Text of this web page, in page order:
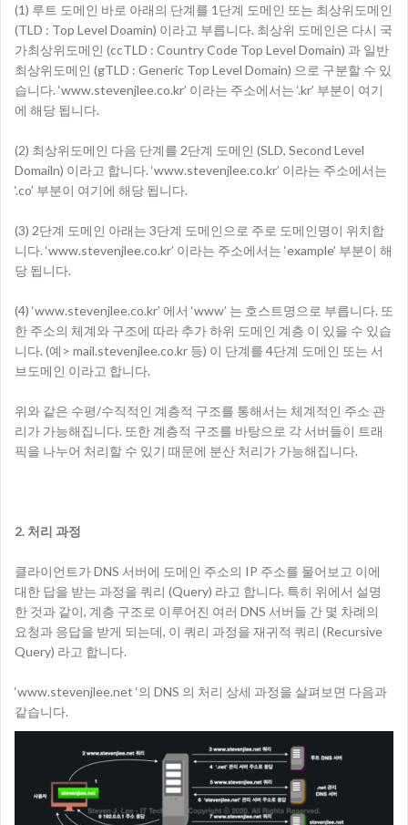
(1) 루트 도메인 바로 아래의 단계를 1단계 도메인 또는 최상위도메인
(TLD : Top Level Doamin) 이라고 부릅니다. 최상위 도메인은 다시 국
가최상위도메인 (ccTLD : Country Code Top Level Domain) 과 일반
최상위도메인 (gTLD : Generic Top Level Domain) 으로 구분할 수 있
습니다. ‘www.stevenjlee.co.kr’ 이라는 주소에서는 ‘.kr’ 부분이 여기
에 해당 됩니다.
(2) 최상위도메인 다음 단계를 2단계 도메인 (SLD, Second Level
Domailn) 이라고 합니다. ‘www.stevenjlee.co.kr’ 이라는 주소에서는
‘.co’ 부분이 여기에 해당 됩니다.
(3) 2단계 도메인 아래는 3단계 도메인으로 주로 도메인명이 위치합
니다. ‘www.stevenjlee.co.kr’ 이라는 주소에서는 ‘example’ 부분이 해
당 됩니다.
(4) ‘www.stevenjlee.co.kr’ 에서 ‘www’ 는 호스트명으로 부릅니다. 또
한 주소의 체계와 구조에 따라 추가 하위 도메인 계층 이 있을 수 있습
니다. (예> mail.stevenjlee.co.kr 등) 이 단계를 4단계 도메인 또는 서
브도메인 이라고 합니다.
위와 같은 수평/수직적인 계층적 구조를 통해서는 체계적인 주소 관
리가 가능해집니다. 또한 계층적 구조를 바탕으로 각 서버들이 트래
픽을 나누어 처리할 수 있기 때문에 분산 처리가 가능해집니다.
2. 처리 과정
클라이언트가 DNS 서버에 도메인 주소의 IP 주소를 물어보고 이에
대한 답을 받는 과정을 쿼리 (Query) 라고 합니다. 특히 위에서 설명
한 것과 같이, 계층 구조로 이루어진 여러 DNS 서버들 간 몇 차례의
요청과 응답을 받게 되는데, 이 쿼리 과정을 재귀적 쿼리 (Recursive
Query) 라고 합니다.
‘www.stevenjlee.net ‘의 DNS 의 처리 상세 과정을 살펴보면 다음과
같습니다.